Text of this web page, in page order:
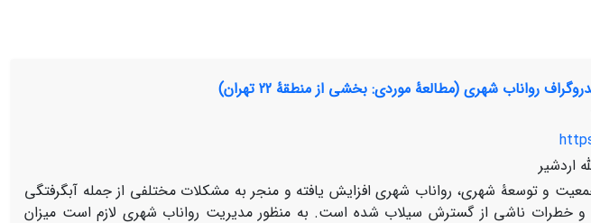
اردشیر
و توسعۀ شهری، رواناب شهری افزایش یافته و منجر به مشکلات مختلفی از جمله آبگرفتگی
و خطرات ناشی از گسترش سیلاب شده است. به منظور مدیریت رواناب شهری لازم است میزان